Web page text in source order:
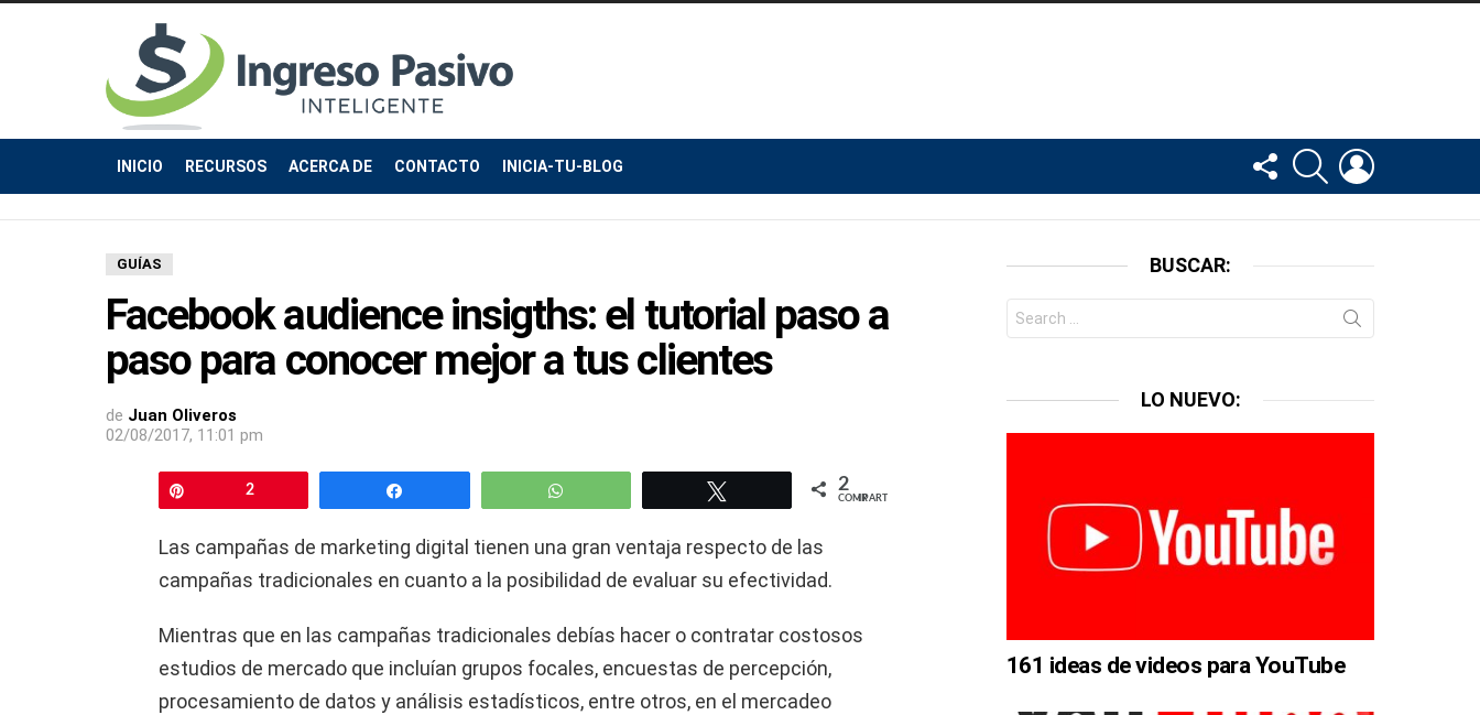
INICIO RECURSOS ACERCA DE CONTACTO INICIA-TU-BLOG
FOLLOW
US
BUSCAR
GUÍAS
Facebook audience insigths: el tutorial paso a
paso para conocer mejor a tus clientes
de Juan Oliveros
02/08/2017, 11:01 pm
2 2
COMPARTIR
Las campañas de marketing digital tienen una gran ventaja respecto de las
campañas tradicionales en cuanto a la posibilidad de evaluar su efectividad.
Mientras que en las campañas tradicionales debías hacer o contratar costosos
estudios de mercado que incluían grupos focales, encuestas de percepción,
procesamiento de datos y análisis estadísticos, entre otros, en el mercadeo
BUSCAR:
for:
LO NUEVO:
161 ideas de videos para YouTube